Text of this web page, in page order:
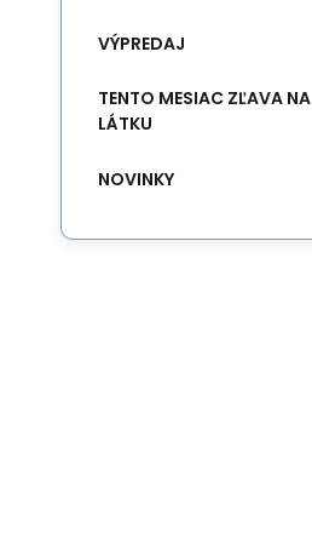
VÝPREDAJ
TENTO MESIAC ZĽAVA NA
LÁTKU
NOVINKY